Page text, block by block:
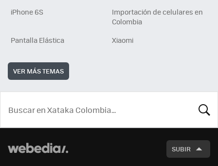
iPhone 6S
Importación de celulares en
Colombia
Pantalla Elástica
Xiaomi
VER MÁS TEMAS
SUBIR